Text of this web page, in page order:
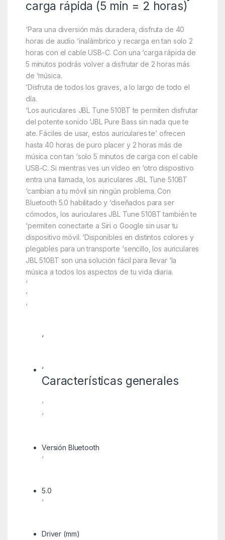
carga rápida (5 min = 2 horas)
‘Para una diversión más duradera, disfruta de 40
horas de audio ‘inalámbrico y recarga en tan solo 2
horas con el cable USB-C. Con una ‘carga rápida de
5 minutos podrás volver a disfrutar de 2 horas más
de ‘música.
‘Disfruta de todos los graves, a lo largo de todo el
día.
‘Los auriculares JBL Tune 510BT te permiten disfrutar
del potente sonido ‘JBL Pure Bass sin nada que te
ate. Fáciles de usar, estos auriculares te’ ofrecen
hasta 40 horas de puro placer y 2 horas más de
música con tan ‘solo 5 minutos de carga con el cable
USB-C. Si mientras ves un vídeo en ‘otro dispositivo
entra una llamada, los auriculares JBL Tune 510BT
‘cambian a tu móvil sin ningún problema. Con
Bluetooth 5.0 habilitado y ‘diseñados para ser
cómodos, los auriculares JBL Tune 510BT también te
‘permiten conectarte a Siri o Google sin usar tu
dispositivo móvil. ‘Disponibles en distintos colores y
plegables para un transporte ‘sencillo, los auriculares
JBL 510BT son una solución fácil para llevar ‘la
música a todos los aspectos de tu vida diaria.
‘
‘
‘
‘
‘
Características generales
‘
‘
Versión Bluetooth
‘
5.0
‘
Driver (mm)